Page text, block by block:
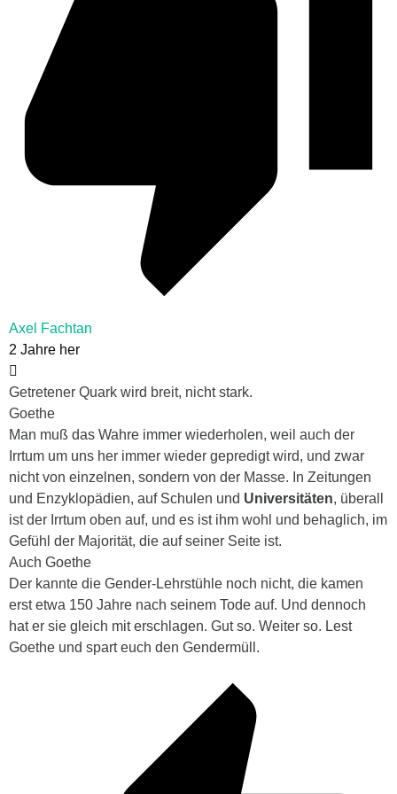
Axel Fachtan
2 Jahre her
Getretener Quark wird breit, nicht stark.
Goethe
Man muß das Wahre immer wiederholen, weil auch der
Irrtum um uns her immer wieder gepredigt wird, und zwar
nicht von einzelnen, sondern von der Masse. In Zeitungen
und Enzyklopädien, auf Schulen und Universitäten, überall
ist der Irrtum oben auf, und es ist ihm wohl und behaglich, im
Gefühl der Majorität, die auf seiner Seite ist.
Auch Goethe
Der kannte die Gender-Lehrstühle noch nicht, die kamen
erst etwa 150 Jahre nach seinem Tode auf. Und dennoch
hat er sie gleich mit erschlagen. Gut so. Weiter so. Lest
Goethe und spart euch den Gendermüll.